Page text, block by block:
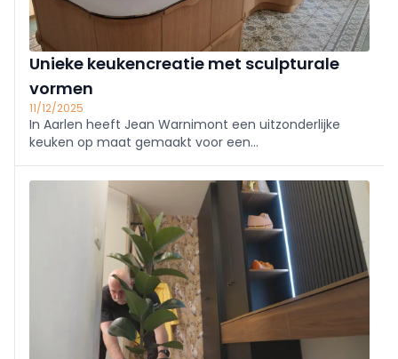
Unieke keukencreatie met sculpturale
vormen
11/12/2025
In Aarlen heeft Jean Warnimont een uitzonderlijke
keuken op maat gemaakt voor een
harmonieuze en sculpturale ruimte te creëren, waarin